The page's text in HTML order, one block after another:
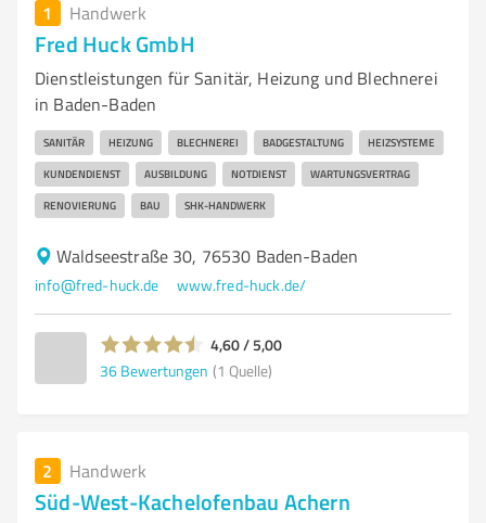
1 Handwerk
Fred Huck GmbH
Dienstleistungen für Sanitär, Heizung und Blechnerei
in Baden-Baden
SANITÄR HEIZUNG BLECHNEREI BADGESTALTUNG HEIZSYSTEME
KUNDENDIENST AUSBILDUNG NOTDIENST WARTUNGSVERTRAG
RENOVIERUNG BAU SHK-HANDWERK
Waldseestraße 30, 76530 Baden-Baden
info@fred-huck.de www.fred-huck.de/
4,60 / 5,00
36 Bewertungen (1 Quelle)
2 Handwerk
Süd-West-Kachelofenbau Achern